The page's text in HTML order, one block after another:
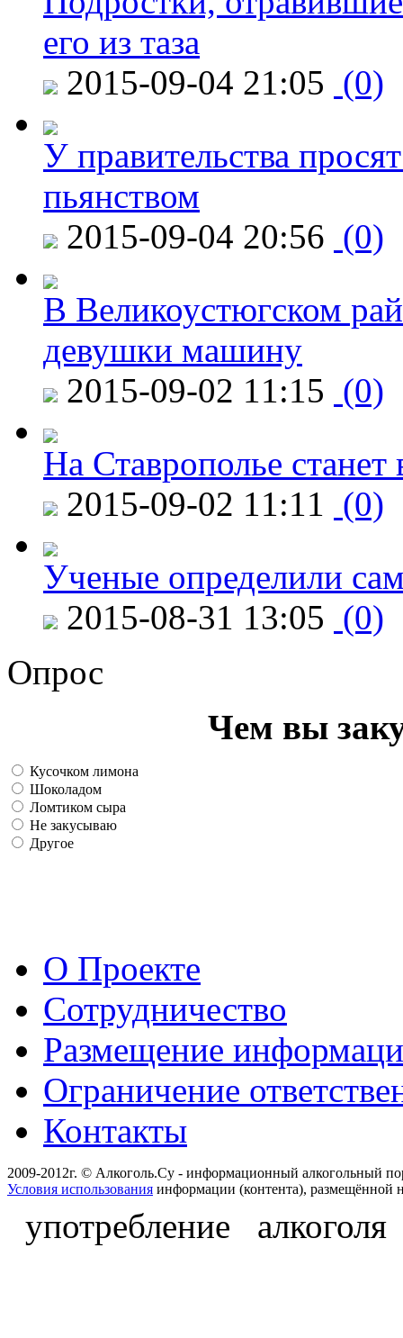
его из таза
2015-09-04 21:05 (0)
У правительства
пьянством
2015-09-04 20:56 (0)
В Великоустюгском
девушки машину
2015-09-02 11:15 (0)
На Ставрополье
2015-09-02 11:11 (0)
Ученые определили
2015-08-31 13:05 (0)
Опрос
Чем вы
Кусочком лимона
Шоколадом
Ломтиком сыра
Не закусываю
Другое
О Проекте
Сотрудничество
Размещение
Ограничение
Контакты
2009-2012г. © Алкоголь.Су - информационный алкогольный
Условия использования информации (контента), размещённой
употребление